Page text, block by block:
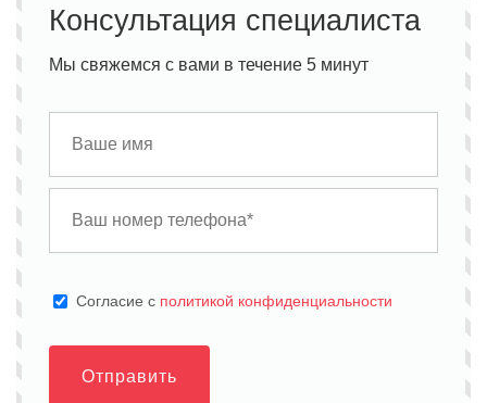
Консультация специалиста
Мы свяжемся с вами в течение 5 минут
Cогласие с политикой конфиденциальности
Отправить